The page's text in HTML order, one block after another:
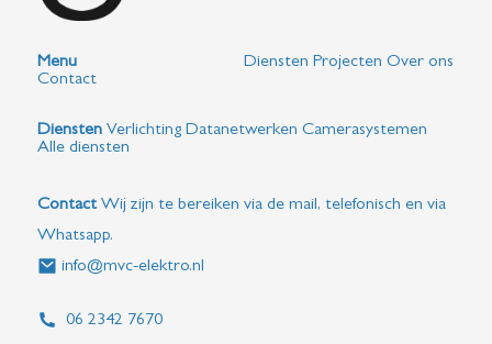
Menu Diensten Projecten Over ons
Contact
Diensten Verlichting Datanetwerken Camerasystemen
Alle diensten
ContactWij zijn te bereiken via de mail, telefonisch en via
Whatsapp.
info@mvc-elektro.nl
06 2342 7670